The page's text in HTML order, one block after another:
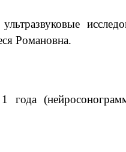
Романовна.
года